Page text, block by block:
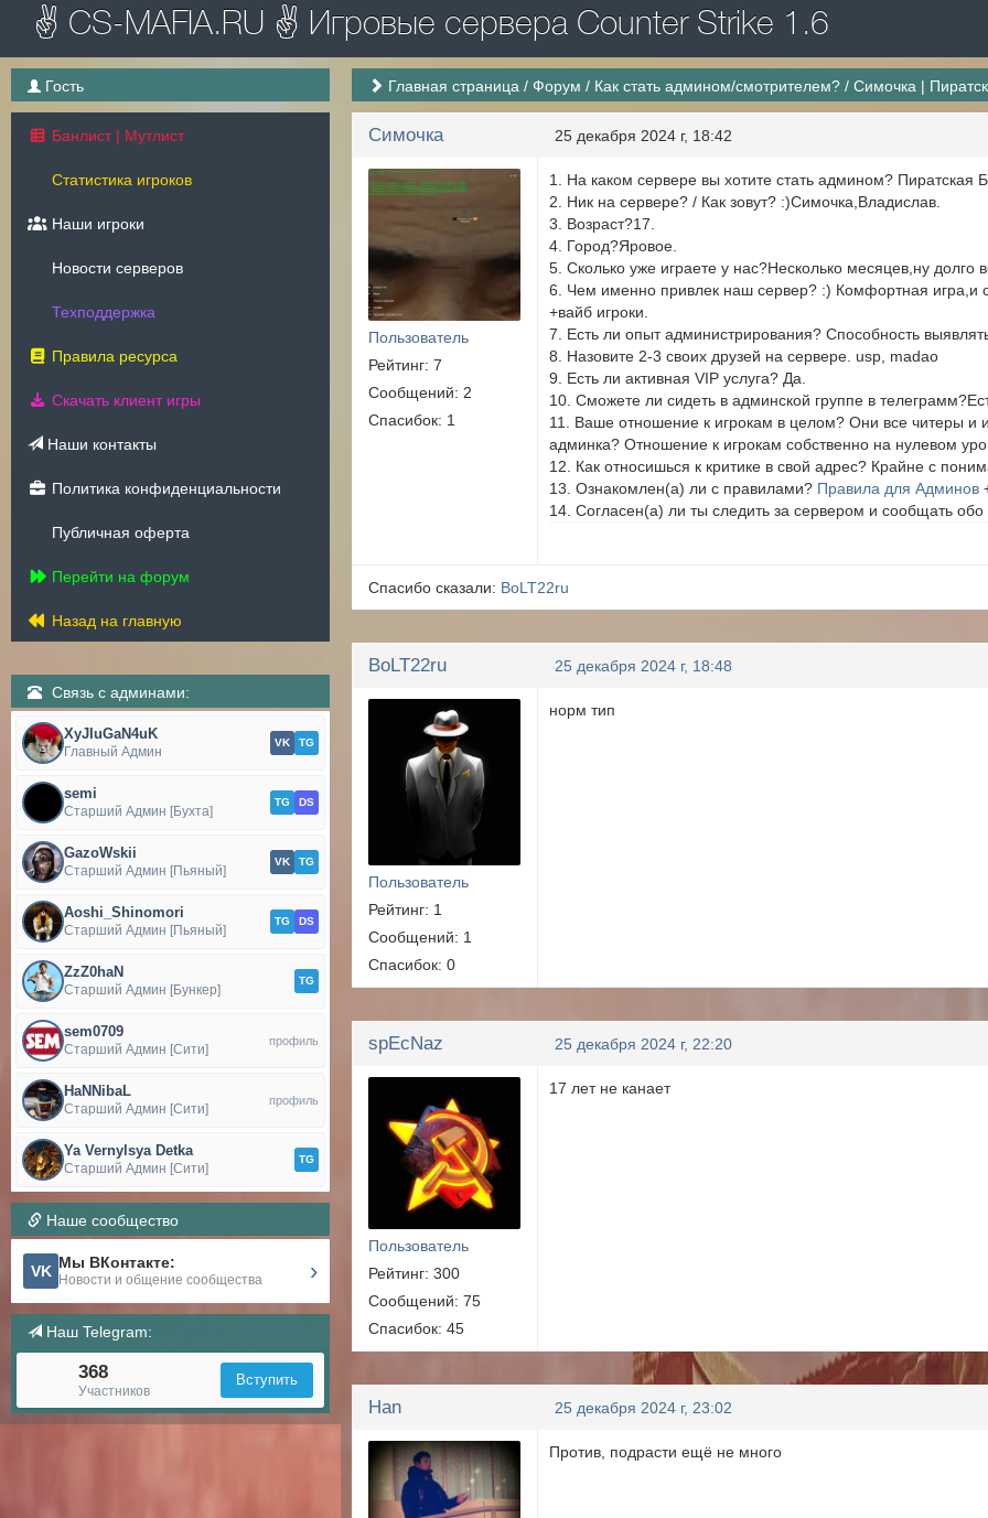
✌ CS-MAFIA.RU ✌ Игровые сервера Counter Strike 1.6
Гость
Банлист | Мутлист
Статистика игроков
Наши игроки
Новости серверов
Техподдержка
Правила ресурса
Скачать клиент игры
Наши контакты
Политика конфиденциальности
Публичная оферта
Перейти на форум
Назад на главную
Связь с админами:
XyJIuGaN4uK
Главный Админ
VK TG
semi
Старший Админ [Бухта]
TG DS
GazoWskii
Старший Админ [Пьяный]
VK TG
Aoshi_Shinomori
Старший Админ [Пьяный]
TG DS
ZzZ0haN
Старший Админ [Бункер]
TG
sem0709
Старший Админ [Сити]
профиль
HaNNibaL
Старший Админ [Сити]
профиль
Ya Vernylsya Detka
Старший Админ [Сити]
TG
Наше сообщество
VK Мы ВКонтакте:
Новости и общение сообщества ›
Наш Telegram:
368
Участников
Вступить
Главная страница /Форум / Как стать админом/смотрителем? /Симочка |
Симочка 25 декабря 2024 г, 18:42
Пользователь
Рейтинг: 7
Сообщений: 2
Спасибок: 1
1. На каком сервере вы хотите стать админом? Пиратская
2. Ник на сервере? / Как зовут? :)Симочка,Владислав.
3. Возраст?17.
4. Город?Яровое.
5. Сколько уже играете у нас?Несколько месяцев,ну долго
6. Чем именно привлек наш сервер? :) Комфортная игра,и
+вайб игроки.
7. Есть ли опыт администрирования? Способность
8. Назовите 2-3 своих друзей на сервере. usp, madao
9. Есть ли активная VIP услуга? Да.
10. Сможете ли сидеть в админской группе в
11. Ваше отношение к игрокам в целом? Они все читеры и
админка? Отношение к игрокам собственно на нулевом
12. Как относишься к критике в свой адрес? Крайне с
13. Ознакомлен(а) ли с правилами? Правила для Админов
14. Согласен(а) ли ты следить за сервером и сообщать
Спасибо сказали: BoLT22ru
BoLT22ru 25 декабря 2024 г, 18:48
Пользователь
Рейтинг: 1
Сообщений: 1
Спасибок: 0
норм тип
spEcNaz 25 декабря 2024 г, 22:20
Пользователь
Рейтинг: 300
Сообщений: 75
Спасибок: 45
17 лет не канает
Han 25 декабря 2024 г, 23:02
Против, подрасти ещё не много